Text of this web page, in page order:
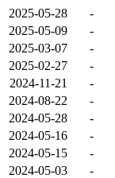
2025-05-28
-
2025-05-09
-
2025-03-07
-
2025-02-27
-
2024-11-21
-
2024-08-22
-
2024-05-28
-
2024-05-16
-
2024-05-15
-
2024-05-03
-